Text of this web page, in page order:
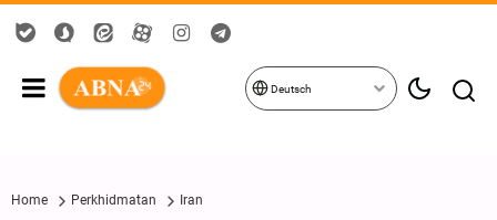
Deutsch
Home Perkhidmatan Iran